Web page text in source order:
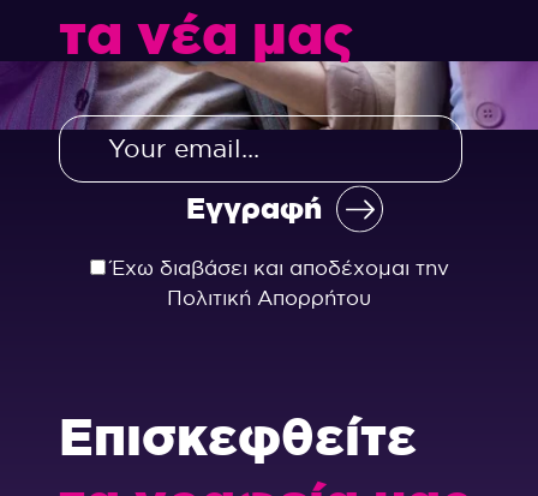
τα νέα μας
Έχω διαβάσει και αποδέχομαι την
Πολιτική Απορρήτου
Επισκεφθείτε